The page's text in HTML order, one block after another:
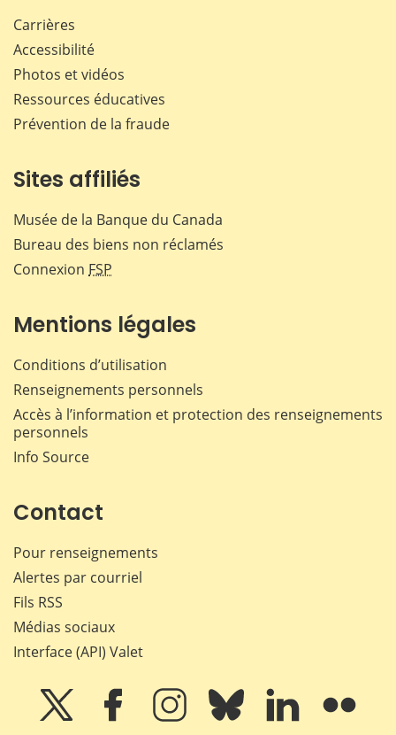
Carrières
Accessibilité
Photos et vidéos
Ressources éducatives
Prévention de la fraude
Sites affiliés
Musée de la Banque du Canada
Bureau des biens non réclamés
Connexion FSP
Mentions légales
Conditions d’utilisation
Renseignements personnels
Accès à l’information et protection des renseignements
personnels
Info Source
Contact
Pour renseignements
Alertes par courriel
Fils RSS
Médias sociaux
Interface (API) Valet